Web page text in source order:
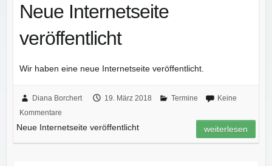
Neue Internetseite
veröffentlicht
Wir haben eine neue Internetseite veröffentlicht.
Diana Borchert 19. März 2018 Termine
Keine
Kommentare
Neue Internetseite veröffentlicht weiterlesen